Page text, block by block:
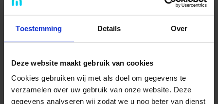
Toestemming Details Over
Deze website maakt gebruik van cookies
Cookies gebruiken wij met als doel om gegevens te
verzamelen over uw gebruik van onze website. Deze
gegevens analyseren wij zodat we u nog beter van dienst
Terug naar overzicht
Nog niet uitgelezen?